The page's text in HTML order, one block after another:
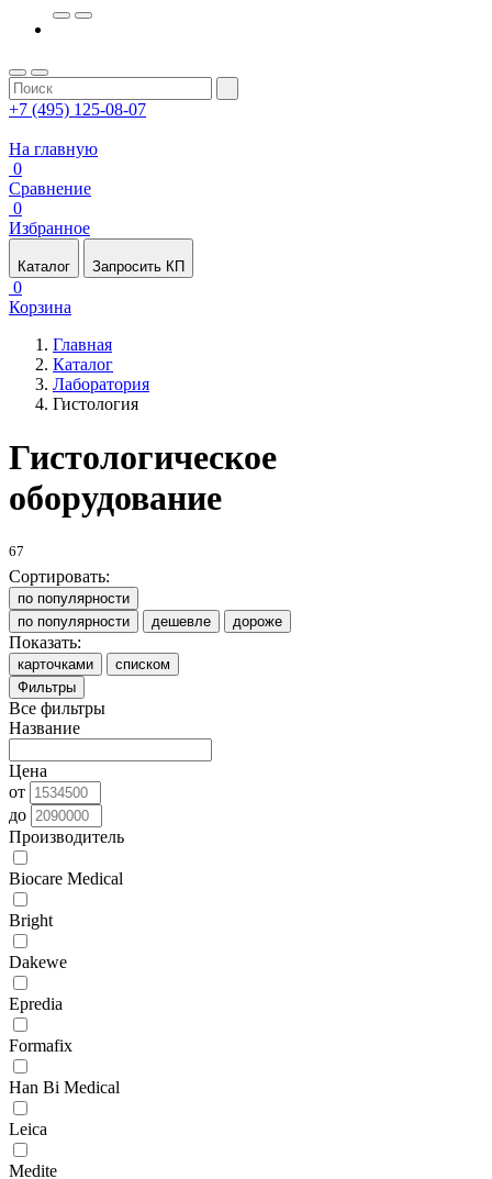
+7 (495) 125-08-07
На главную
0
Сравнение
0
Избранное
Каталог Запросить КП
0
Корзина
Главная
Каталог
Лаборатория
Гистология
Гистологическое
оборудование
67
Сортировать:
по популярности
по популярности
дешевле дороже
Показать:
карточками
списком
Фильтры
Все фильтры
Название
Цена
от
до
Производитель
Biocare Medical
Bright
Dakewe
Epredia
Formafix
Han Bi Medical
Leica
Medite